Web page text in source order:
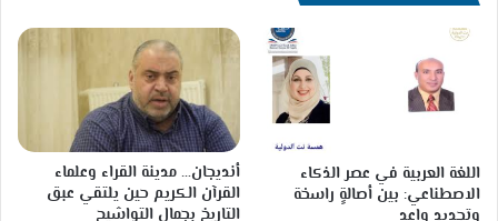
اللغة العربية في عصر الذكاء
الاصطناعي: بين أصالةٍ راسخة
أنديجان… مدينة القراء وعلماء
القرآن الكريم حين يلتقي عبق
التاريخ بجمال التواشيح